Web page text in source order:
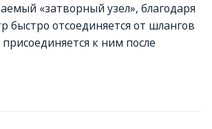
«затворный узел», благодаря
быстро отсоединяется от шлангов
к ним после